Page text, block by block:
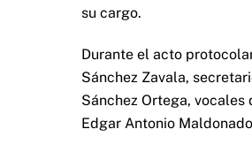
su cargo.
Durante el acto
Sánchez Zavala,
Sánchez Ortega,
Edgar Antonio